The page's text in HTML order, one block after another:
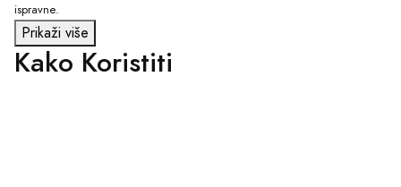
ispravne.
Prikaži više
Kako Koristiti